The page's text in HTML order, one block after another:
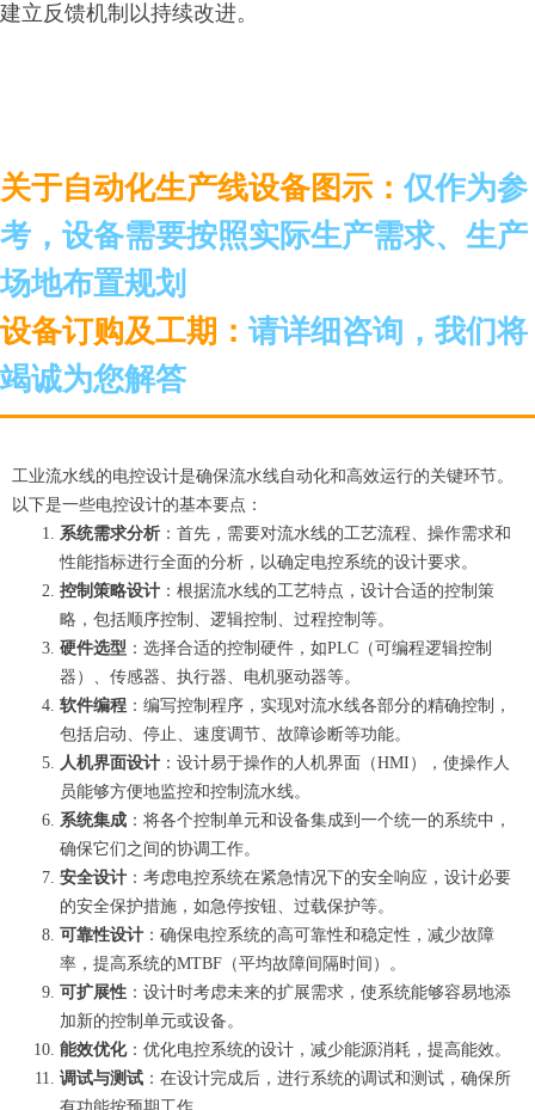
工业流水线的电控设计是确保流水线自动化和高效运行的关键环节。
以下是一些电控设计的基本要点：
系统需求分析 ：首先，需要对流水线的工艺流程、操作需求和
性能指标进行全面的分析，以确定电控系统的设计要求。
控制策略设计 ：根据流水线的工艺特点，设计合适的控制策
略，包括顺序控制、逻辑控制、过程控制等。
硬件选型 ：选择合适的控制硬件，如PLC（可编程逻辑控制
器）、传感器、执行器、电机驱动器等。
软件编程 ：编写控制程序，实现对流水线各部分的精确控制，
包括启动、停止、速度调节、故障诊断等功能。
人机界面设计 ：设计易于操作的人机界面（HMI），使操作人
员能够方便地监控和控制流水线。
系统集成 ：将各个控制单元和设备集成到一个统一的系统中，
确保它们之间的协调工作。
安全设计 ：考虑电控系统在紧急情况下的安全响应，设计必要
的安全保护措施，如急停按钮、过载保护等。
可靠性设计 ：确保电控系统的高可靠性和稳定性，减少故障
率，提高系统的MTBF（平均故障间隔时间）。
可扩展性 ：设计时考虑未来的扩展需求，使系统能够容易地添
加新的控制单元或设备。
能效优化：优化电控系统的设计，减少能源消耗，提高能效。
调试与测试 ：在设计完成后，进行系统的调试和测试，确保所
建立反馈机制以持续改进。
关于自动化生产线设备图示：仅作为参
考，设备需要按照实际生产需求、生产
场地布置规划
设备订购及工期： 请详细咨询，我们将
竭诚为您解答